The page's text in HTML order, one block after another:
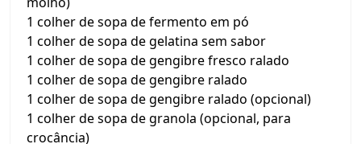
1 colher de sopa de fermento em pó
1 colher de sopa de gelatina sem sabor
1 colher de sopa de gengibre fresco ralado
1 colher de sopa de gengibre ralado
1 colher de sopa de gengibre ralado (opcional)
1 colher de sopa de granola (opcional, para
crocância)